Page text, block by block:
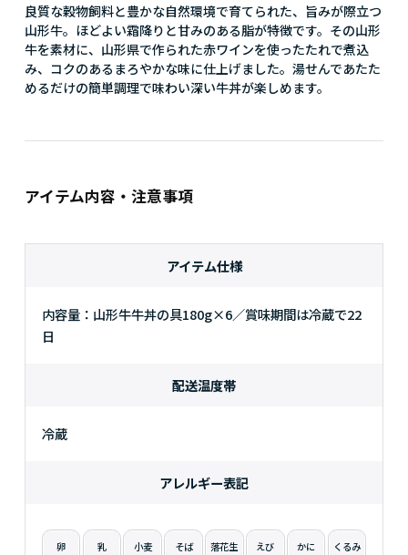
良質な穀物飼料と豊かな自然環境で育てられた、旨みが際立つ
山形牛。ほどよい霜降りと甘みのある脂が特徴です。その山形
牛を素材に、山形県で作られた赤ワインを使ったたれで煮込
み、コクのあるまろやかな味に仕上げました。湯せんであたた
めるだけの簡単調理で味わい深い牛丼が楽しめます。
アイテム内容・注意事項
アイテム仕様
内容量：山形牛牛丼の具180g×6／賞味期間は冷蔵で22
日
配送温度帯
冷蔵
アレルギー表記
卵 乳 小麦 そば 落花生 えび かに くるみ